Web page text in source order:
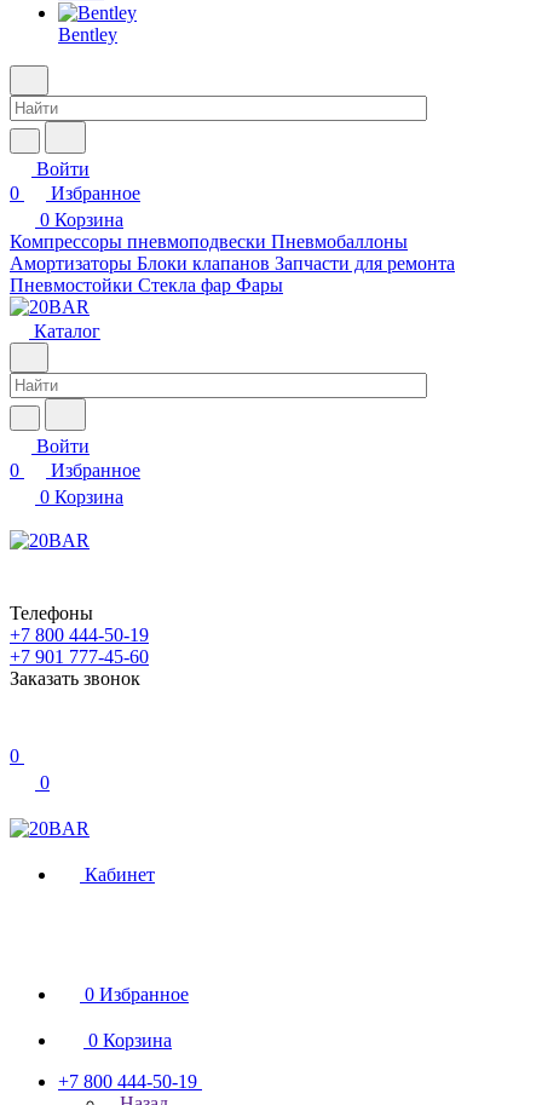
Bentley
Войти
0
Избранное
0 Корзина
Компрессоры пневмоподвески Пневмобаллоны
Амортизаторы Блоки клапанов Запчасти для ремонта
Пневмостойки Стекла фар Фары
Каталог
Войти
0
Избранное
0 Корзина
Телефоны
+7 800 444-50-19
+7 901 777-45-60
Заказать звонок
0
0
Кабинет
0 Избранное
0 Корзина
+7 800 444-50-19